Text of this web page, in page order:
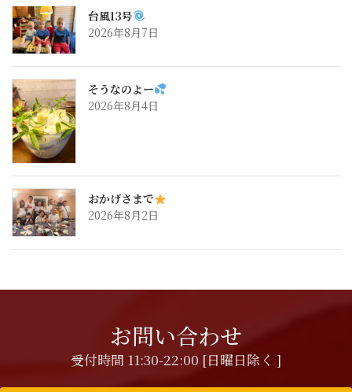
台風13号
2026年8月7日
そうなのよー
2026年8月4日
おかげさまで
2026年8月2日
お問い合わせ
受付時間 11:30-22:00 [日曜日除く ]